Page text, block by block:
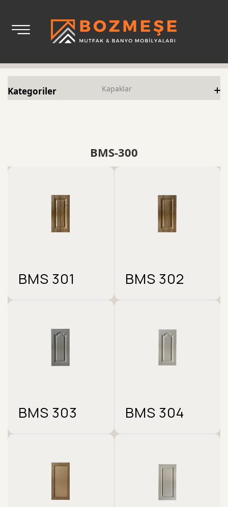
Kapaklar
Kategoriler
BMS-500
BMS-300
BMS 301 BMS 302
BMS 303 BMS 304